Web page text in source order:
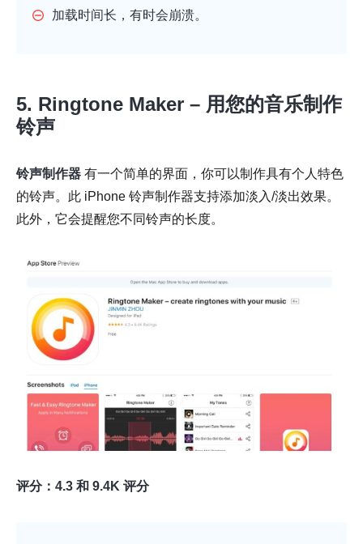
加载时间长，有时会崩溃。
5. Ringtone Maker – 用您的音乐制作
铃声
铃声制作器 有一个简单的界面，你可以制作具有个人特色
的铃声。此 iPhone 铃声制作器支持添加淡入/淡出效果。
此外，它会提醒您不同铃声的长度。
评分：4.3 和 9.4K 评分